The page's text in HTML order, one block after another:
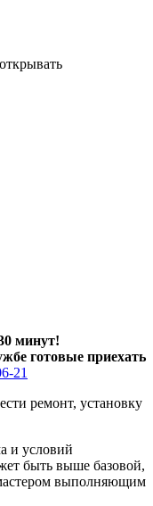
минут!
готовые приехать
21
ремонт, установку
и условий
быть выше базовой,
мастером выполняющим